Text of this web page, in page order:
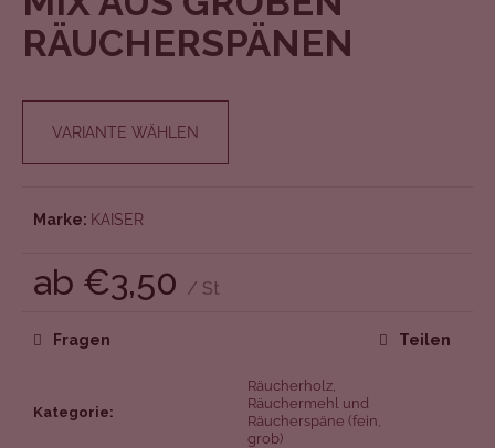
von
5
Sternen.
RÄUCHERSPÄNEN
VARIANTE WÄHLEN
Marke: KAISER
ab €3,50 / St
Kategorie:
Räucherholz,
Räuchermehl und
Räucherspäne (fein,
grob)
Fragen Teilen
e
n